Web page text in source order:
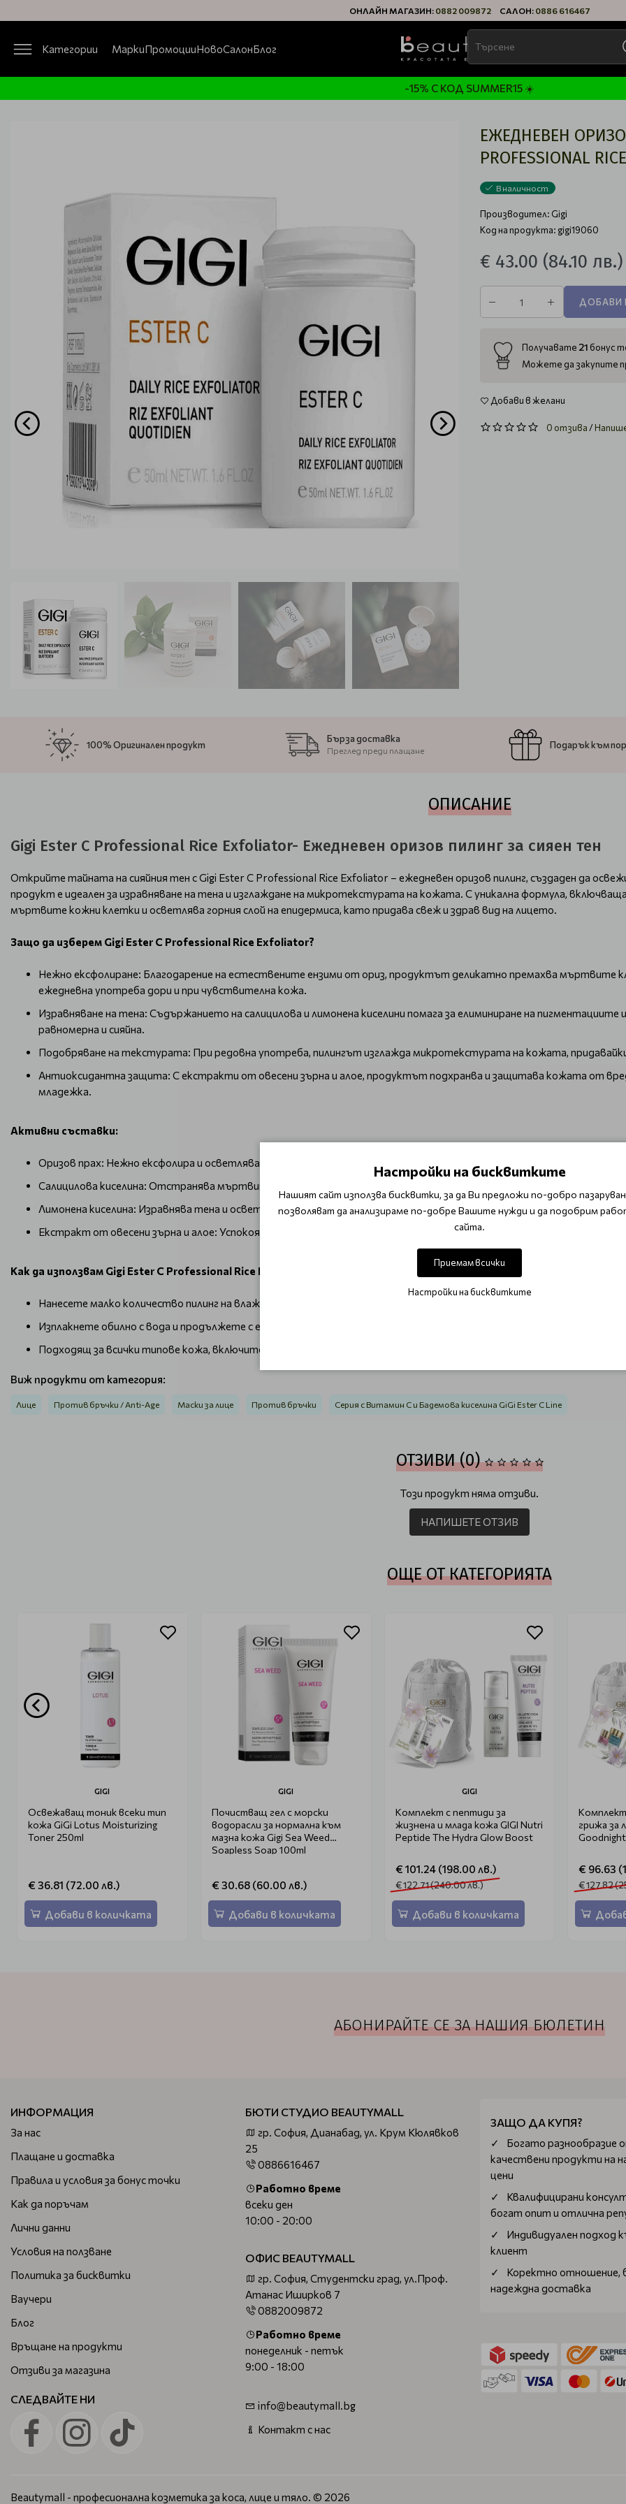
ОНЛАЙН МАГАЗИН: 0882 009872 САЛОН: 0886 616467
Категории МаркиПромоцииНовоСалонБлог
-15% С КОД SUMMER15 ☀️
ЕЖЕДНЕВЕН
PROFESSIONAL
В наличност
Производител: Gigi
Код на продукта: gigi19060
€ 43.00 (84.10 лв.)
ДОБАВИ
Получавате 21 бонус
Можете да закупите
Добави в желани
0 отзива/
100% Оригинален продукт
Бърза доставка
Преглед преди плащане
Подарък към
ОПИСАНИЕ
Gigi Ester C Professional Rice Exfoliator- Ежедневен оризов пилинг за сияен тен
Открийте тайната на сияйния тен с Gigi Ester C Professional Rice Exfoliator – ежедневен оризов пилинг, създаден да
продукт е идеален за изравняване на тена и изглаждане на микротекстурата на кожата. С уникална формула,
мъртвите кожни клетки и осветлява горния слой на епидермиса, като придава свеж и здрав вид на лицето.
Защо да изберем Gigi Ester C Professional Rice Exfoliator?
Нежно ексфолиране: Благодарение на естествените ензими от ориз, продуктът деликатно премахва мъртвите
ежедневна употреба дори и при чувствителна кожа.
Изравняване на тена: Съдържанието на салицилова и лимонена киселини помага за елиминиране на
равномерна и сияйна.
Подобряване на текстурата: При редовна употреба, пилингът изглажда микротекстурата на кожата,
Антиоксидантна защита: С екстракти от овесени зърна и алое, продуктът подхранва и защитава кожата от
младежка.
Активни съставки:
Оризов прах: Нежно ексфолира и осветлява кожата.
Салицилова киселина: Отстранява мъртвите клетки и почиства порите.
Лимонена киселина: Изравнява тена и осветлява кожата.
Екстракт от овесени зърна и алое: Успокоява и хидратира кожата, предпазвайки я от раздразнения.
Как да използвам Gigi Ester C Professional Rice Exfoliator?
Нанесете малко количество пилинг на влажна кожа и масажирайте с леки кръгови движения, като избягвате
Изплакнете обилно с вода и продължете с ежедневната си грижа за кожата.
Подходящ за всички типове кожа, включително чувствителна и проблемна.
Виж продукти от категория:
Лице Против бръчки / Anti-Age Маски за лице Против бръчки Серия с Витамин C и Бадемова киселина GiGi Ester C Line
ОТЗИВИ (0)
Този продукт няма отзиви.
НАПИШЕТЕ ОТЗИВ
ОЩЕ ОТ КАТЕГОРИЯТА
GIGI
Освежаващ тоник всеки тип
кожа GiGi Lotus Moisturizing
Toner 250ml
€ 36.81 (72.00 лв.)
Добави в количката
GIGI
Почистващ гел с морски
водорасли за нормална към
мазна кожа Gigi Sea Weed
Soapless Soap 100ml
€ 30.68 (60.00 лв.)
Добави в количката
GIGI
Комплект с пептиди за
жизнена и млада кожа GIGI Nutri
Peptide The Hydra Glow Boost
€ 101.24 (198.00 лв.)
€ 122.71 (240.00 лв.)
Добави в количката
грижа за
€ 96.63
€ 127.82
АБОНИРАЙТЕ СЕ ЗА НАШИЯ БЮЛЕТИН
ИНФОРМАЦИЯ
За нас
Плащане и доставка
Правила и условия за бонус точки
Как да поръчам
Лични данни
Условия на ползване
Политика за бисквитки
Ваучери
Блог
Връщане на продукти
Отзиви за магазина
СЛЕДВАЙТЕ НИ
БЮТИ СТУДИО BEAUTYMALL
гр. София, Дианабад, ул. Крум Кюлявков
25
0886616467
Работно време
всеки ден
10:00 - 20:00
ОФИС BEAUTYMALL
гр. София, Студентски град, ул.Проф.
Атанас Иширков 7
0882009872
Работно време
понеделник - петък
9:00 - 18:00
info@beautymall.bg
Контакт с нас
ЗАЩО ДА КУПЯ?
Богатo разнообразие
качествени продукти на
цени
Квалифицирани
богат опит и отлична
Индивидуален подход
клиент
Коректно отношение,
надеждна доставка
Beautymall - професионална козметика за коса, лице и тяло. © 2026
Настройки на бисквитките
Нашият сайт използва бисквитки, за да Ви предложи по-добро
позволяват да анализираме по-добре Вашите нужди и да подобрим
сайта.
Приемам всички
Настройки на бисквитките